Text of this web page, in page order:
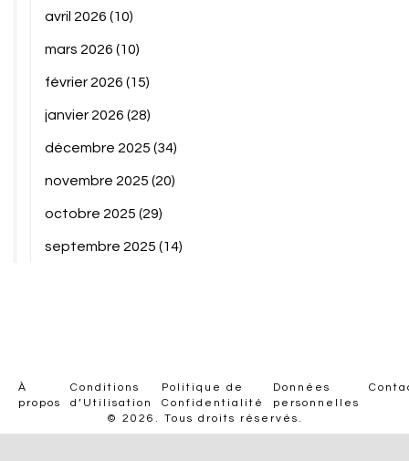
avril 2026 (10)
mars 2026 (10)
février 2026 (15)
janvier 2026 (28)
décembre 2025 (34)
novembre 2025 (20)
octobre 2025 (29)
septembre 2025 (14)
À
propos
Conditions
d’Utilisation
Politique de
Confidentialité
Données
personnelles
© 2026. Tous droits réservés.